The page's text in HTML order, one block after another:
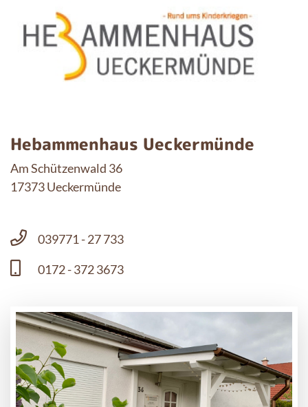
Hebammenhaus Ueckermünde
Am Schützenwald 36
17373 Ueckermünde
039771 - 27 733
0172 - 372 3673